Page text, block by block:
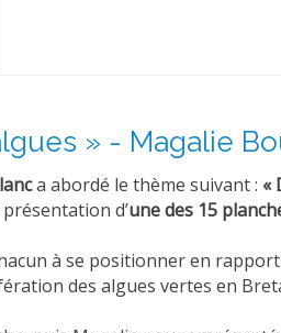
» - Magalie
a abordé le thème suivant : «
d’une des 15
à se positionner en
des algues vertes en